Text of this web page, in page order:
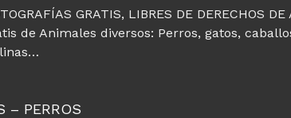
GRATIS, LIBRES DE DERECHOS
de Animales diversos: Perros, gatos,
– PERROS